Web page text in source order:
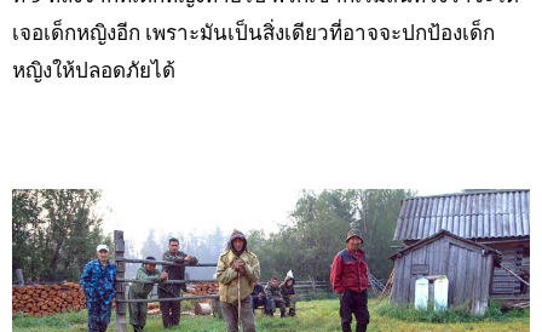
เจอเด็กหญิงอีก เพราะมันเป็นสิ่งเดียวที่อาจจะปกป้องเด็ก
หญิงให้ปลอดภัยได้